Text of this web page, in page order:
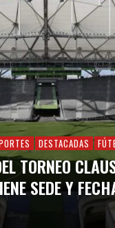
DESTACADAS
TORNEO
SEDE Y